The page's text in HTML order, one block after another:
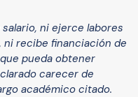
ni ejerce labores
ni recibe financiación de
pueda obtener
carecer de
académico citado.